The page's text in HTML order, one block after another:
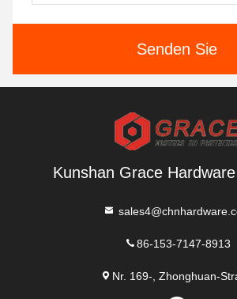
Senden Sie
Kunshan Grace
86-153-7147-8913
Nr. 169-, Zhonghuan-